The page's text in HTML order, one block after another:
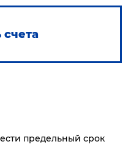
счета
предельный срок